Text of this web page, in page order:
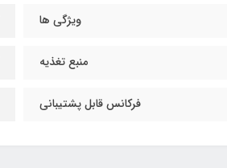
ویژگی ها
منبع تغذیه
فرکانس قابل پشتیبانی